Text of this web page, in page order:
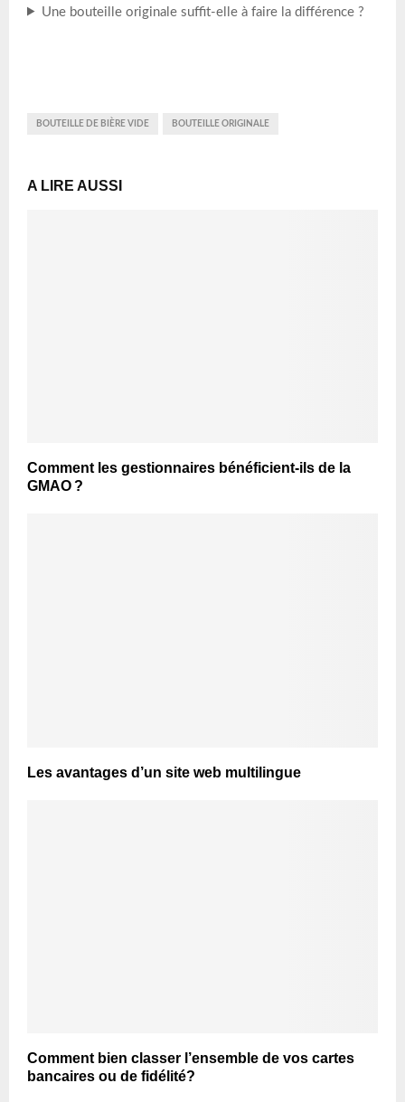
Une bouteille originale suffit-elle à faire la différence ?
BOUTEILLE DE BIÈRE VIDE BOUTEILLE ORIGINALE
A LIRE AUSSI
Comment les gestionnaires bénéficient-ils de la
GMAO ?
Les avantages d’un site web multilingue
Comment bien classer l’ensemble de vos cartes
bancaires ou de fidélité?